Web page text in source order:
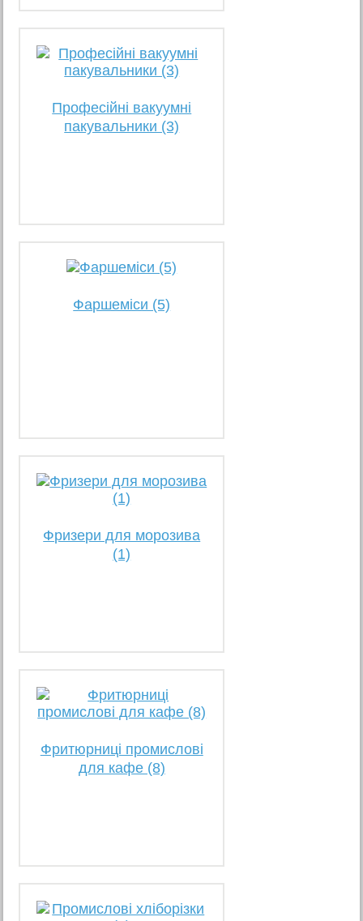
Професійні вакуумні
пакувальники (3)
Фаршеміси (5)
Фризери для морозива
(1)
Фритюрниці промислові
для кафе (8)